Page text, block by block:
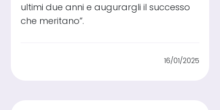
ultimi due anni e augurargli il successo
che meritano”.
16/01/2025